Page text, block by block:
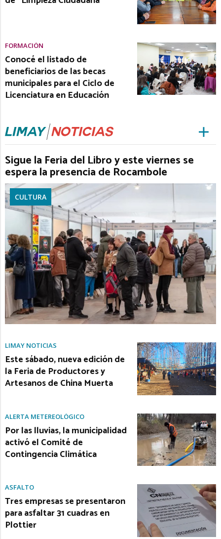
FORMACIÓN
Conocé el listado de
beneficiarios de las becas
municipales para el Ciclo de
Licenciatura en Educación
Sigue la Feria del Libro y este viernes se
espera la presencia de Rocambole
CULTURA
LIMAY NOTICIAS
Este sábado, nueva edición de
la Feria de Productores y
Artesanos de China Muerta
ALERTA METEREOLÓGICO
Por las lluvias, la municipalidad
activó el Comité de
Contingencia Climática
ASFALTO
Tres empresas se presentaron
para asfaltar 31 cuadras en
Plottier